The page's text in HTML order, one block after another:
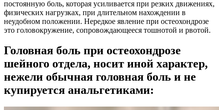
постоянную боль, которая усиливается при резких движениях,
физических нагрузках, при длительном нахождении в
неудобном положении. Нередкое явление при остеохондрозе
это головокружение, сопровождающееся тошнотой и рвотой.
Головная боль при остеохондрозе
шейного отдела, носит иной характер,
нежели обычная головная боль и не
купируется анальгетиками: